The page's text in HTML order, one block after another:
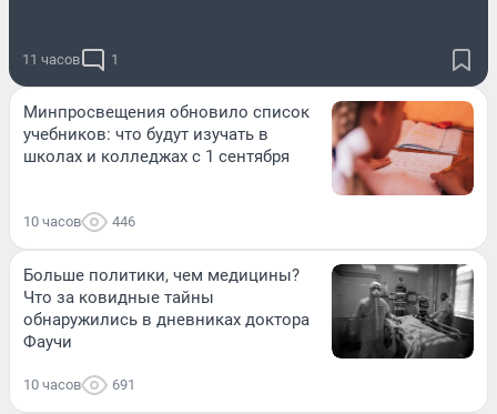
11 часов 1
Минпросвещения обновило список
учебников: что будут изучать в
школах и колледжах с 1 сентября
10 часов 446
Больше политики, чем медицины?
Что за ковидные тайны
обнаружились в дневниках доктора
Фаучи
10 часов 691